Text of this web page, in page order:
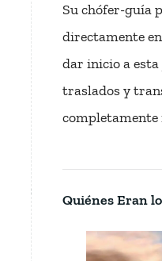
Su chófer-guía
directamente
dar inicio a
traslados y
completamente
Quiénes Eran